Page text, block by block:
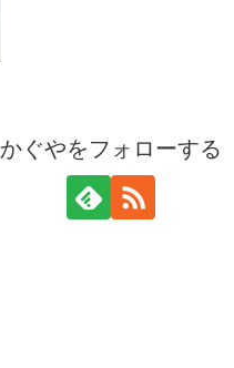
かぐやをフォローする